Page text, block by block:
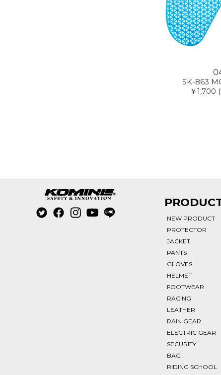
SK-863
￥1,700
NEW PRODUCT
PROTECTOR
JACKET
PANTS
GLOVES
HELMET
FOOTWEAR
RACING
LEATHER
RAIN GEAR
ELECTRIC GEAR
SECURITY
BAG
RIDING SCHOOL